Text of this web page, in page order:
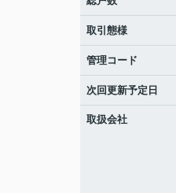
取引態様
管理コード
次回更新予定日
取扱会社